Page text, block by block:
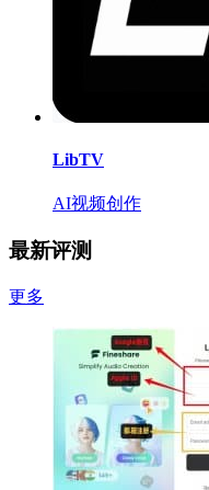
LibTV
AI视频创作
最新评测
更多